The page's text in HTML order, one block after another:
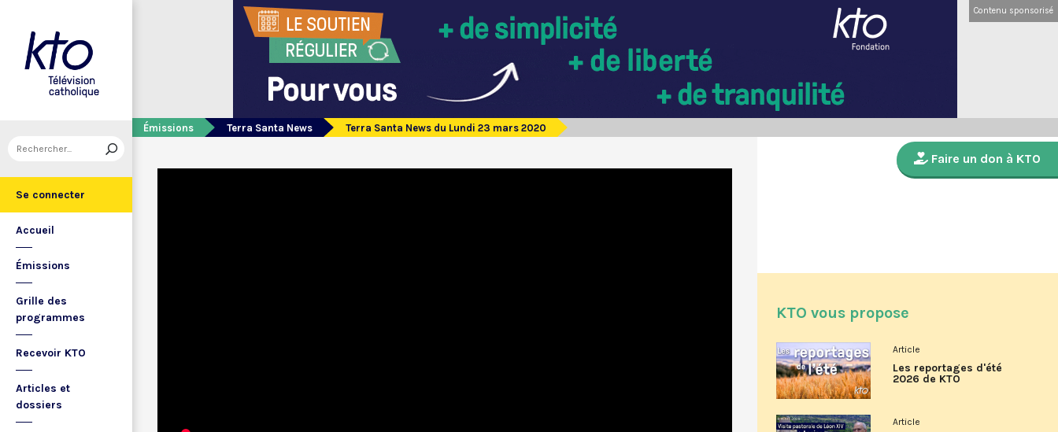
Se connecter
Accueil
Émissions
Grille des
programmes
Recevoir KTO
Articles et
dossiers
Contenu sponsorisé
Émissions Terra Santa News Terra Santa News du Lundi 23 mars 2020
Faire un don à KTO
KTO vous propose
Article
Les reportages d'été
2026 de KTO
Article